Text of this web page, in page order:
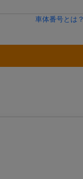
車体番号とは？